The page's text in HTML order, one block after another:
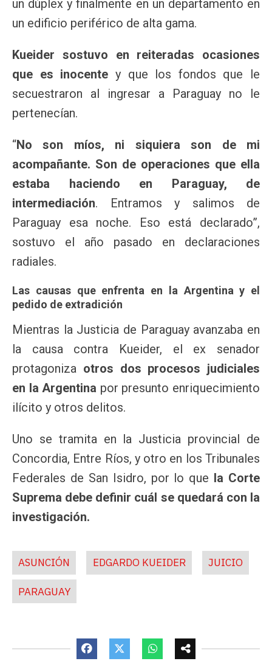
un dúplex y finalmente en un departamento en
un edificio periférico de alta gama.
Kueider sostuvo en reiteradas ocasiones
que es inocente y que los fondos que le
secuestraron al ingresar a Paraguay no le
pertenecían.
“No son míos, ni siquiera son de mi
acompañante. Son de operaciones que ella
estaba haciendo en Paraguay, de
intermediación. Entramos y salimos de
Paraguay esa noche. Eso está declarado”,
sostuvo el año pasado en declaraciones
radiales.
Las causas que enfrenta en la Argentina y el
pedido de extradición
Mientras la Justicia de Paraguay avanzaba en
la causa contra Kueider, el ex senador
protagoniza otros dos procesos judiciales
en la Argentina por presunto enriquecimiento
ilícito y otros delitos.
Uno se tramita en la Justicia provincial de
Concordia, Entre Ríos, y otro en los Tribunales
Federales de San Isidro, por lo que la Corte
Suprema debe definir cuál se quedará con la
investigación.
ASUNCIÓN EDGARDO KUEIDER JUICIO
PARAGUAY